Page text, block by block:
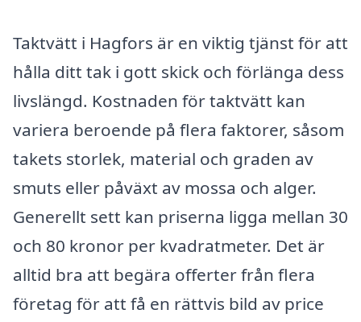
Taktvätt i Hagfors är en viktig tjänst för att
hålla ditt tak i gott skick och förlänga dess
livslängd. Kostnaden för taktvätt kan
variera beroende på flera faktorer, såsom
takets storlek, material och graden av
smuts eller påväxt av mossa och alger.
Generellt sett kan priserna ligga mellan 30
och 80 kronor per kvadratmeter. Det är
alltid bra att begära offerter från flera
företag för att få en rättvis bild av price